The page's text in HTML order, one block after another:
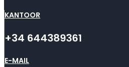
KANTOOR
+34 644389361
E-MAIL